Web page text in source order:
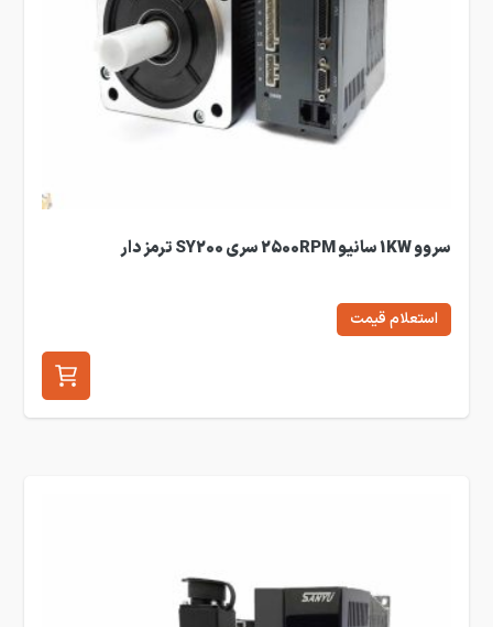
سروو 1KW سانیو 2500RPM سری SY200 ترمز دار
استعلام قیمت